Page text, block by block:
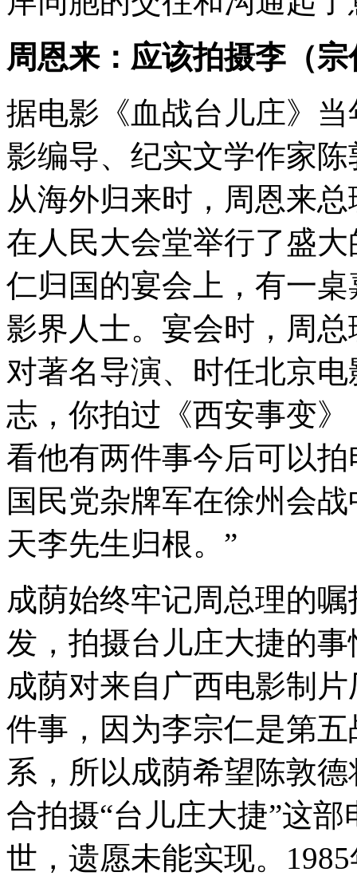
周恩来：应该拍摄李（
据电影《血战台儿庄》
影编导、纪实文学作家
从海外归来时，周恩来
在人民大会堂举行了盛
仁归国的宴会上，有一
影界人士。宴会时，周
对著名导演、时任北京
志，你拍过《西安事变
看他有两件事今后可以
国民党杂牌军在徐州会
天李先生归根。”
成荫始终牢记周总理的
发，拍摄台儿庄大捷的
成荫对来自广西电影制
件事，因为李宗仁是第
系，所以成荫希望陈敦
合拍摄“台儿庄大捷”这
世，遗愿未能实现。